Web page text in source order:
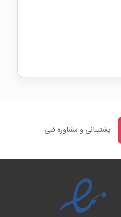
پشتیبانی و مشاوره فنی